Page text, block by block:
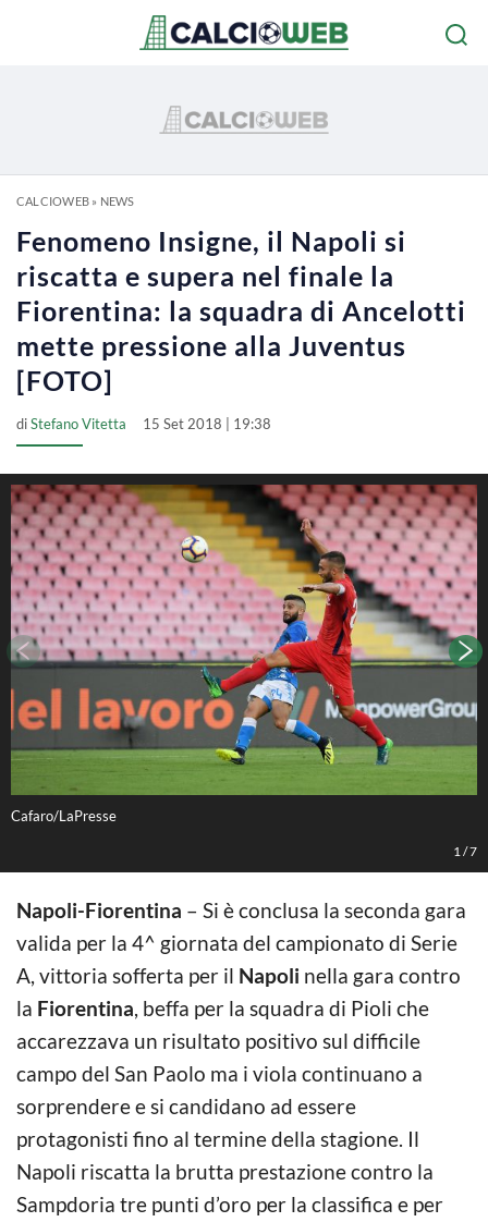
CALCIOWEB» NEWS
Fenomeno Insigne, il Napoli si
riscatta e supera nel finale la
Fiorentina: la squadra di Ancelotti
mette pressione alla Juventus
[FOTO]
diStefano Vitetta 15 Set 2018 | 19:38
Cafaro/LaPresse
1 /7
Napoli-Fiorentina – Si è conclusa la seconda gara
valida per la 4^ giornata del campionato di Serie
A, vittoria sofferta per il Napoli nella gara contro
la Fiorentina, beffa per la squadra di Pioli che
accarezzava un risultato positivo sul difficile
campo del San Paolo ma i viola continuano a
sorprendere e si candidano ad essere
protagonisti fino al termine della stagione. Il
Napoli riscatta la brutta prestazione contro la
Sampdoria tre punti d’oro per la classifica e per